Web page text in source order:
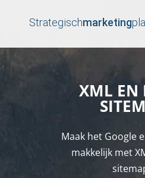
Strategischmarketing
XML EN
Maak het Google
makkelijk met